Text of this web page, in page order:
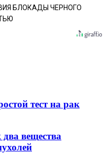
БЛОКАДЫ ЧЕРНОГО
тест на рак
вещества